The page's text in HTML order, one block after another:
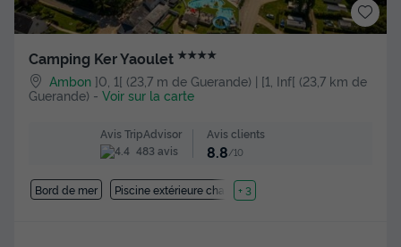
Camping Ker Yaoulet ★★★★
Ambon ]0, 1[ (23,7 m de Guerande) | [1, Inf[ (23,7 km de
Guerande) - Voir sur la carte
Avis TripAdvisor
483 avis
Avis clients
8.8/10
Bord de mer Piscine extérieure chauffée
+ 3